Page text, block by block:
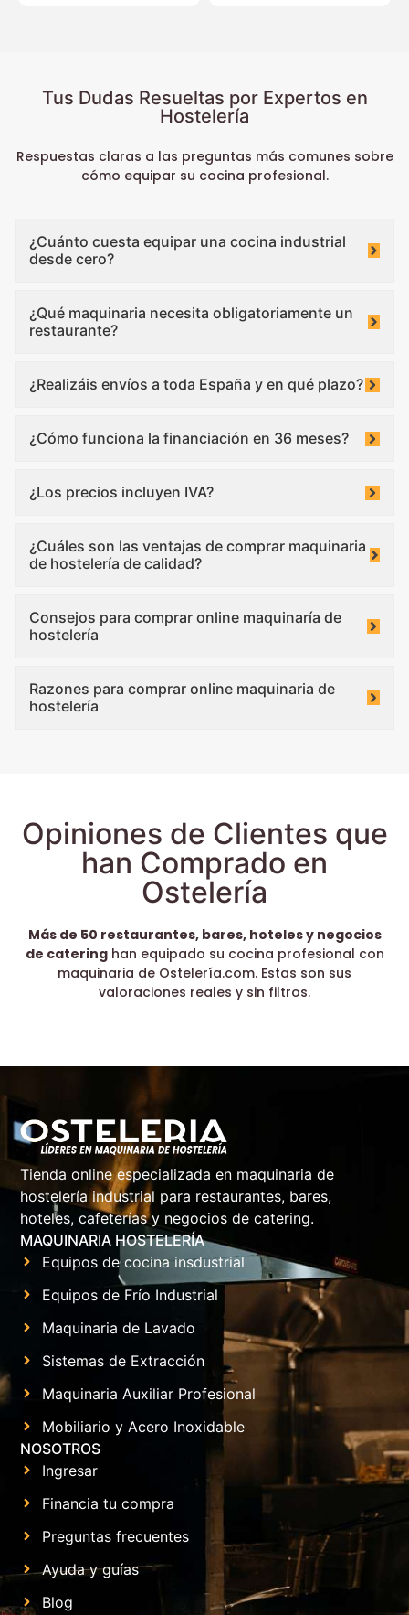
Tus Dudas Resueltas por Expertos en
Hostelería
Respuestas claras a las preguntas más comunes sobre
cómo equipar su cocina profesional.
¿Cuánto cuesta equipar una cocina industrial
desde cero?
¿Qué maquinaria necesita obligatoriamente un
restaurante?
¿Realizáis envíos a toda España y en qué plazo?
¿Cómo funciona la financiación en 36 meses?
¿Los precios incluyen IVA?
¿Cuáles son las ventajas de comprar maquinaria
de hostelería de calidad?
Consejos para comprar online maquinaría de
hostelería
Razones para comprar online maquinaria de
hostelería
Opiniones de Clientes que
han Comprado en
Ostelería
Más de 50 restaurantes, bares, hoteles y negocios
de cateringhan equipado su cocina profesional con
maquinaria de Ostelería.com. Estas son sus
valoraciones reales y sin filtros.
Tienda online especializada en maquinaria de
hostelería industrial para restaurantes, bares,
hoteles, cafeterías y negocios de catering.
MAQUINARIA HOSTELERÍA
Equipos de cocina insdustrial
Equipos de Frío Industrial
Maquinaria de Lavado
Sistemas de Extracción
Maquinaria Auxiliar Profesional
Mobiliario y Acero Inoxidable
NOSOTROS
Ingresar
Financia tu compra
Preguntas frecuentes
Ayuda y guías
Blog